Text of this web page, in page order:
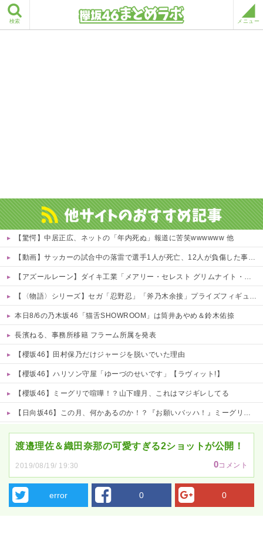
検索 メニュー
【驚愕】中居正広、ネットの「年内死ぬ」報道に苦笑wwwwww 他
【動画】サッカーの試合中の落雷で選手1人が死亡、12人が負傷した事故。
【アズールレーン】ダイキ工業「メアリー・セレスト グリムナイト・リーパー」フィギュア【10日予約開始】
【〈物語〉シリーズ】セガ「忍野忍」「斧乃木余接」プライズフィギュア【彩色原型公開】
本日8/6の乃木坂46「猫舌SHOWROOM」は筒井あやめ＆鈴木佑捺
長濱ねる、事務所移籍 フラーム所属を発表
【櫻坂46】田村保乃だけジャージを脱いでいた理由
【櫻坂46】ハリソン守屋「ゆーづのせいです」【ラヴィット!】
【櫻坂46】ミーグリで喧嘩！？山下瞳月、これはマジギレしてる
【日向坂46】この月、何かあるのか！？『お願いバッハ！』ミーグリ日程がこちら
渡邉理佐＆織田奈那の可愛すぎる2ショットが公開！
2019/08/19/ 19:30 0コメント
error 0 0